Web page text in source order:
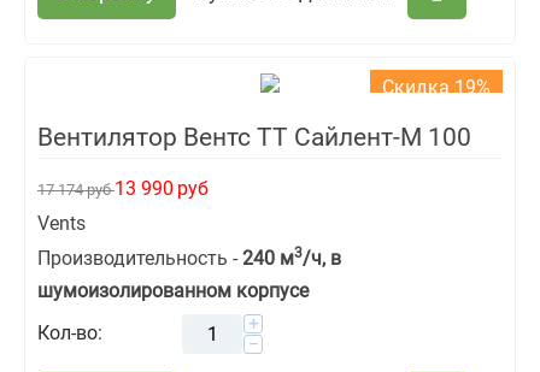
Скидка 19%
Вентилятор Вентс ТТ Сайлент-М 100
17 174 руб13 990 руб
Vents
Производительность - 240 м3/ч, в
шумоизолированном корпусе
Кол-во:
+
−